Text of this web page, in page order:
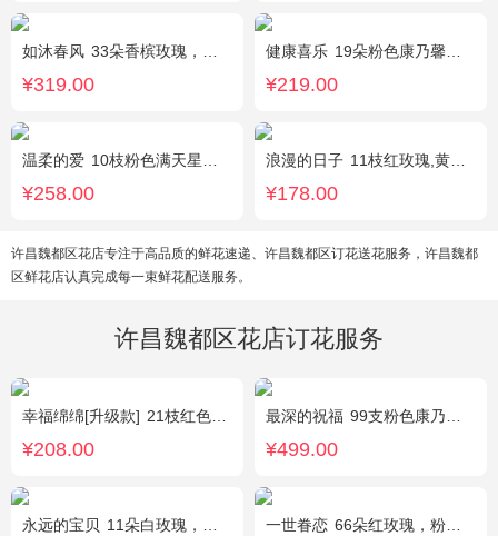
如沐春风 33朵香槟玫瑰，绿叶搭配
¥319.00
健康喜乐 19朵粉色康乃馨，满天星、绿叶搭配
¥219.00
温柔的爱 10枝粉色满天星，1条灯带
¥258.00
浪漫的日子 11枝红玫瑰,黄莺、满天星适量搭配。
¥178.00
许昌魏都区花店专注于高品质的鲜花速递、许昌魏都区订花送花服务，许昌魏都
区鲜花店认真完成每一束鲜花配送服务。
许昌魏都区花店订花服务
幸福绵绵[升级款] 21枝红色康乃馨，加拿大黄莺，满天星间插丰满
¥208.00
最深的祝福 99支粉色康乃馨，搭配绿叶、黄莺。
¥499.00
永远的宝贝 11朵白玫瑰，搭配适量紫色勿忘我、黄莺、栀子叶间插。 一世眷恋 66朵红玫瑰，粉色石竹梅外围丰满围边，黑色丝带搭配